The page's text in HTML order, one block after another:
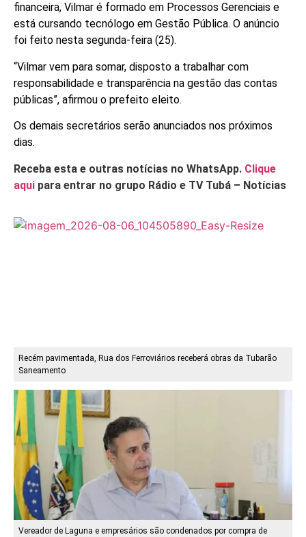
financeira, Vilmar é formado em Processos Gerenciais e
está cursando tecnólogo em Gestão Pública. O anúncio
foi feito nesta segunda-feira (25).
“Vilmar vem para somar, disposto a trabalhar com
responsabilidade e transparência na gestão das contas
públicas”, afirmou o prefeito eleito.
Os demais secretários serão anunciados nos próximos
dias.
Receba esta e outras notícias no WhatsApp. Clique
aqui para entrar no grupo Rádio e TV Tubá – Notícias
Recém pavimentada, Rua dos Ferroviários receberá obras da Tubarão
Saneamento
Vereador de Laguna e empresários são condenados por compra de